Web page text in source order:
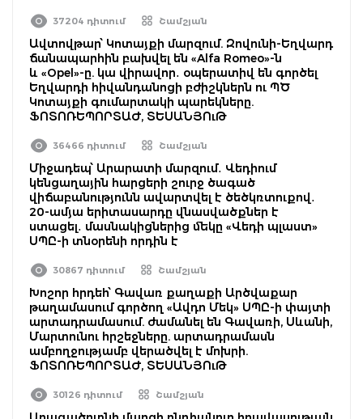
37204 դիտում Շամշյան
Ավտովթար՝ Կոտայքի մարզում. Զովունի-Եղվարդ
ճանապարհին բախվել են «Alfa Romeo»-ն
և «Opel»-ը. կա վիրավոր․ օպերատիվ են գործել
Եղվարդի հիվանդանոցի բժիշկներն ու ՊԾ
Կոտայքի գումարտակի պարեկները.
ՖՈՏՈՌԵՊՈՐՏԱԺ, ՏԵՍԱՆՅՈւԹ
36466 դիտում Շամշյան
Միջադեպ՝ Արարատի մարզում․ Վեդիում
կենցաղային հարցերի շուրջ ծագած
վիճաբանությունն ավարտվել է ծեծկռտուքով․
20-ամյա երիտասարդը վնասվածքներ է
ստացել․ մասնակիցներից մեկը «Վեդի պլաստ»
ՍՊԸ-ի տնօրենի որդին է
30867 դիտում Շամշյան
Խոշոր հրդեհ՝ Գավառ քաղաքի Արծվաքար
թաղամասում գործող «Ավդո Մեկ» ՍՊԸ-ի փայտի
արտադրամասում. ժամանել են Գավառի, Սևանի,
Մարտունու հրշեջները. արտադրամասն
ամբողջությամբ վերածվել է մոխրի.
ՖՈՏՈՌԵՊՈՐՏԱԺ, ՏԵՍԱՆՅՈւԹ
30126 դիտում Շամշյան